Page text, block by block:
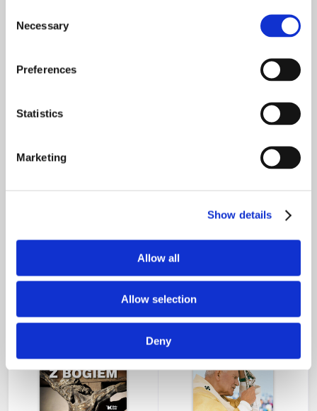
Selection
Necessary
Preferences
Statistics
Marketing
Show details
Allow all
Allow selection
Deny
93,45 zł
domu Ojca
wojennego